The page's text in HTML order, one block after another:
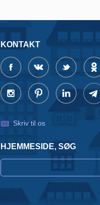
KONTAKT
Skriv til os
HJEMMESIDE, SØG